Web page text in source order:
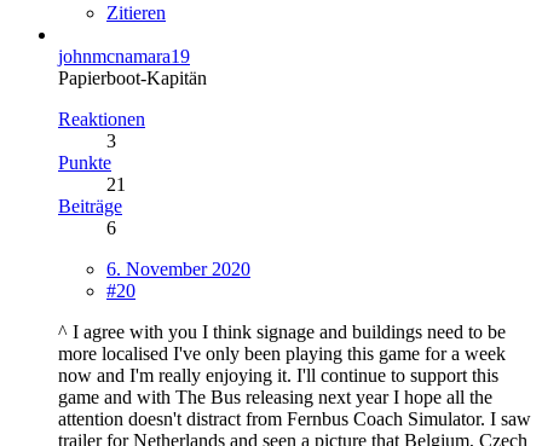
Zitieren
johnmcnamara19
Papierboot-Kapitän
Reaktionen
3
Punkte
21
Beiträge
6
6. November 2020
#20
^ I agree with you I think signage and buildings need to be
more localised I've only been playing this game for a week
now and I'm really enjoying it. I'll continue to support this
game and with The Bus releasing next year I hope all the
attention doesn't distract from Fernbus Coach Simulator. I saw
trailer for Netherlands and seen a picture that Belgium, Czech